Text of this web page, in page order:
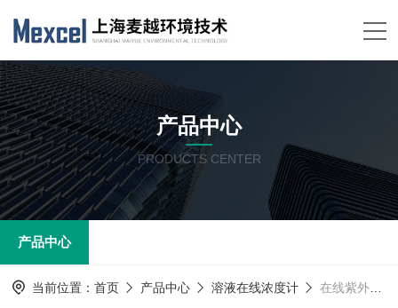
产品中心
PRODUCTS CENTER
产品中心
当前位置： 首页 产品中心 溶液在线浓度计 在线紫外浓度分析仪